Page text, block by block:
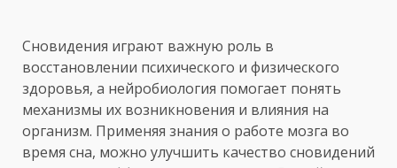
Сновидения играют важную роль в
восстановлении психического и физического
здоровья, а нейробиология помогает понять
механизмы их возникновения и влияния на
организм. Применяя знания о работе мозга во
время сна, можно улучшить качество сновидений